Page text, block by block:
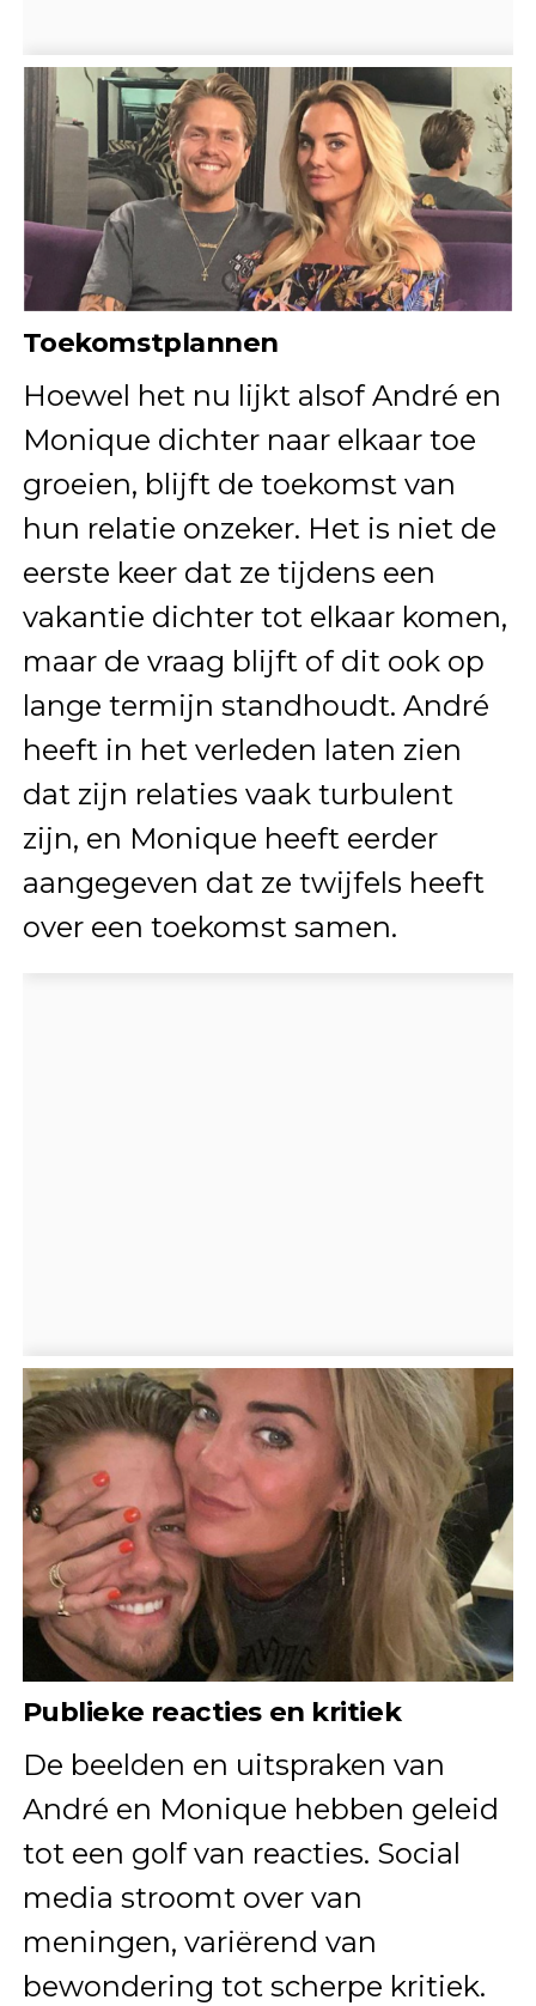
Toekomstplannen
Hoewel het nu lijkt alsof André en
Monique dichter naar elkaar toe
groeien, blijft de toekomst van
hun relatie onzeker. Het is niet de
eerste keer dat ze tijdens een
vakantie dichter tot elkaar komen,
maar de vraag blijft of dit ook op
lange termijn standhoudt. André
heeft in het verleden laten zien
dat zijn relaties vaak turbulent
zijn, en Monique heeft eerder
aangegeven dat ze twijfels heeft
over een toekomst samen.
Publieke reacties en kritiek
De beelden en uitspraken van
André en Monique hebben geleid
tot een golf van reacties. Social
media stroomt over van
meningen, variërend van
bewondering tot scherpe kritiek.